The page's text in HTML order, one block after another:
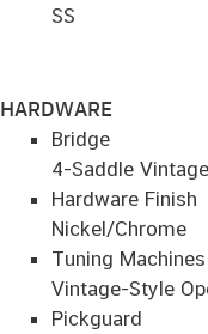
SS
HARDWARE
Bridge
4-Saddle
Hardware Finish
Nickel/Chrome
Tuning Machines
Vintage-Style
Pickguard